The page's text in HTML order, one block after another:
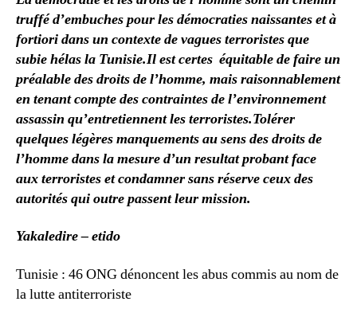
truffé d’embuches pour les démocraties naissantes et à
fortiori dans un contexte de vagues terroristes que
subie hélas la Tunisie.Il est certes équitable de faire un
préalable des droits de l’homme, mais raisonnablement
en tenant compte des contraintes de l’environnement
assassin qu’entretiennent les terroristes.Tolérer
quelques légères manquements au sens des droits de
l’homme dans la mesure d’un resultat probant face
aux terroristes et condamner sans réserve ceux des
autorités qui outre passent leur mission.
Yakaledire – etido
Tunisie : 46 ONG dénoncent les abus commis au nom de
la lutte antiterroriste